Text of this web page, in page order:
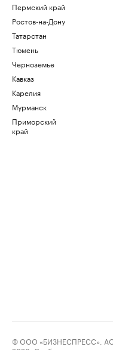
Пермский край
Ростов-на-Дону
Татарстан
Тюмень
Черноземье
Кавказ
Карелия
Мурманск
Приморский
край
© ООО «БИЗНЕСПРЕСС»,